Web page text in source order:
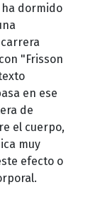
dormido
"Frisson
en ese
de
el cuerpo,
muy
efecto o